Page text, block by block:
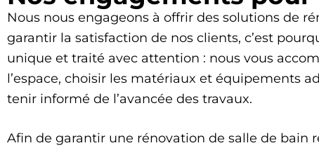
Nous nous engageons à offrir des solutions de
garantir la satisfaction de nos clients, c’est
unique et traité avec attention : nous vous
l’espace, choisir les matériaux et équipements
tenir informé de l’avancée des travaux.
Afin de garantir une rénovation de salle de bain